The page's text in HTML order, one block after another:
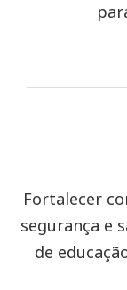
Fortalecer
segurança e
de